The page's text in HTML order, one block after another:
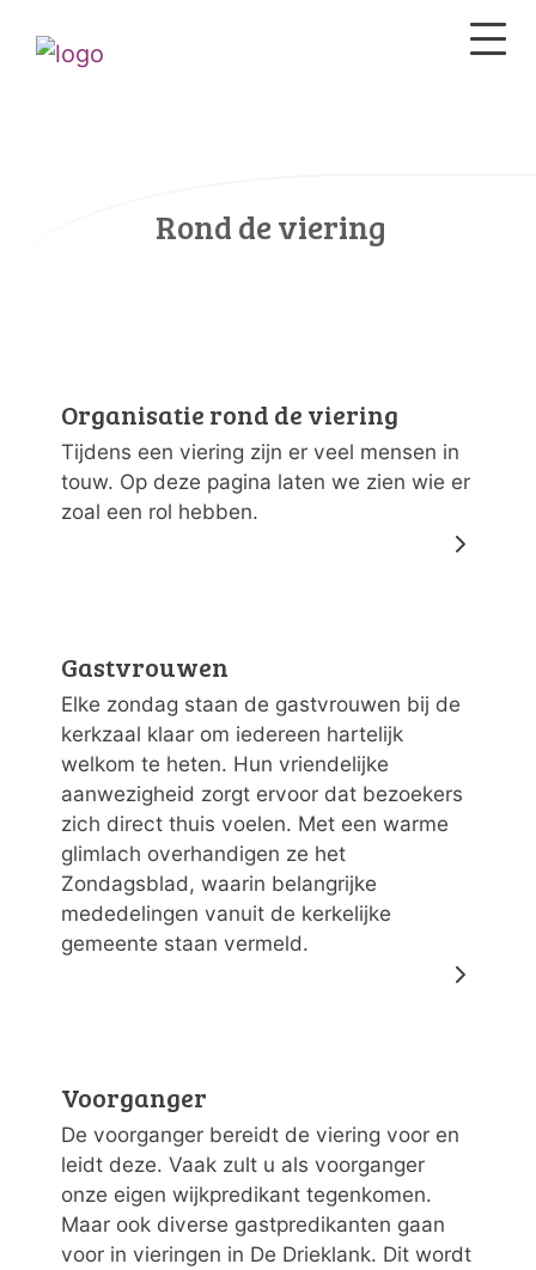
Rond de viering
Organisatie rond de viering
Tijdens een viering zijn er veel mensen in
touw. Op deze pagina laten we zien wie er
zoal een rol hebben.
Gastvrouwen
Elke zondag staan de gastvrouwen bij de
kerkzaal klaar om iedereen hartelijk
welkom te heten. Hun vriendelijke
aanwezigheid zorgt ervoor dat bezoekers
zich direct thuis voelen. Met een warme
glimlach overhandigen ze het
Zondagsblad, waarin belangrijke
mededelingen vanuit de kerkelijke
gemeente staan vermeld.
Voorganger
De voorganger bereidt de viering voor en
leidt deze. Vaak zult u als voorganger
onze eigen wijkpredikant tegenkomen.
Maar ook diverse gastpredikanten gaan
voor in vieringen in De Drieklank. Dit wordt